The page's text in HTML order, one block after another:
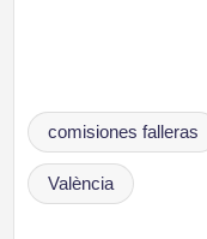
Etiquetas:
comisiones falleras
València